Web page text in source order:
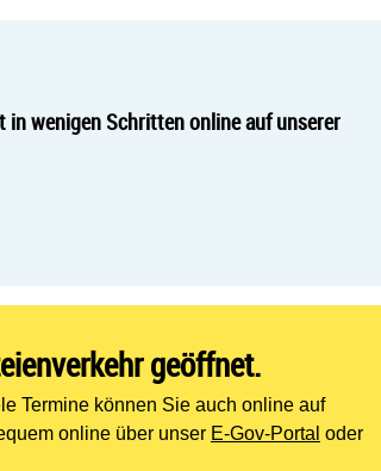
in wenigen Schritten online auf unserer
geöffnet.
Termine können Sie auch online auf
online über unser E-Gov-Portal oder